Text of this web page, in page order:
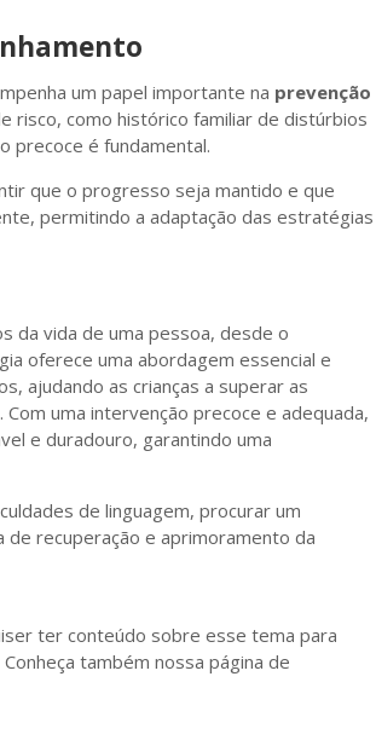
um papel importante na prevenção
risco, como histórico familiar de distúrbios
precoce é fundamental.
que o progresso seja mantido e que
permitindo a adaptação das estratégias
da vida de uma pessoa, desde o
oferece uma abordagem essencial e
ajudando as crianças a superar as
uma intervenção precoce e adequada,
e duradouro, garantindo uma
de linguagem, procurar um
recuperação e aprimoramento da
ter conteúdo sobre esse tema para
Conheça também nossa página de